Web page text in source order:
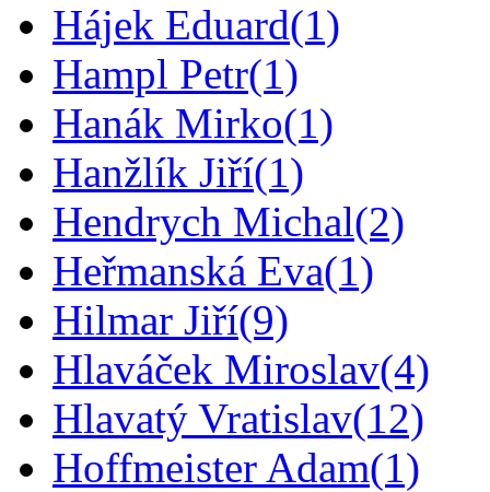
Hájek Eduard(1)
Hampl Petr(1)
Hanák Mirko(1)
Hanžlík Jiří(1)
Hendrych Michal(2)
Heřmanská Eva(1)
Hilmar Jiří(9)
Hlaváček Miroslav(4)
Hlavatý Vratislav(12)
Hoffmeister Adam(1)